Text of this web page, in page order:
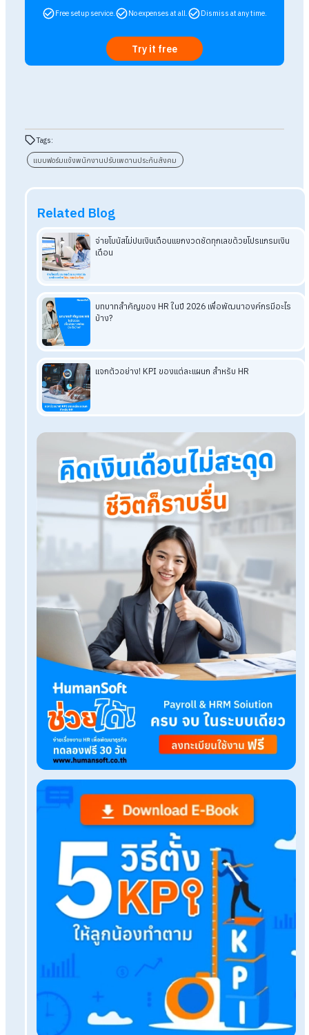
ทำให้พนักงานบางส่วนมียอดหักเงินประกันสังคมเปลี่ยนแปลง
และประกันสังคมเป็นไปอย่างราบรื่น
อ่านบทความที่เกี่ยวข้องเพิ่มเติม
ปี2569เพดานเงินสมทบประกันสังคมปรับเพิ่มได้สิทธิอะไรเพิ่ม
ราชกิจจาฯประกาศแล้วปรับเพดานเงินสมทบประกันสังคมมี
ผล1ม.ค.2569
อัปเดตอัตราประกันสังคมว่างงาน เงินทดแทนเพิ่มขึ้นเท่าไหร่บ้
HumanSoft Payroll & HR Solution
Try Free 30 days
Free setup service. Dismiss at any time.
Try it free
แบบฟอร์มแจ้งพนักงานปรับเพดานประกันสังคม
Related Blog
จ่ายโบนัสไม่ปนเงินเดือนแยกงวดชัดทุกเลขด้วยโปรแก
เดือน
บทบาทสำคัญของ HR ในปี 2026 เพื่อพัฒนาองค์กร
บ้าง?
แจกตัวอย่าง! KPI ของแต่ละแผนก สำหรับ HR